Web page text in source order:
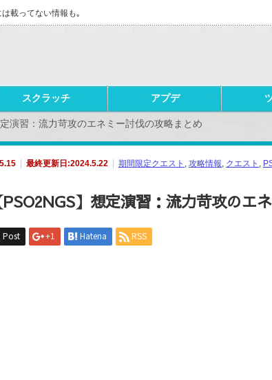
載ってない情報も｡
スクラッチ アプデ
定演習：流力苛攻のエネミー討伐の攻略まとめ
最終更新日:2024.5.22 期間限定クエスト , 攻略情報, クエスト ,
PSO2NGS】想定演習：流力苛攻のエ
Post +1 Hatena RSS